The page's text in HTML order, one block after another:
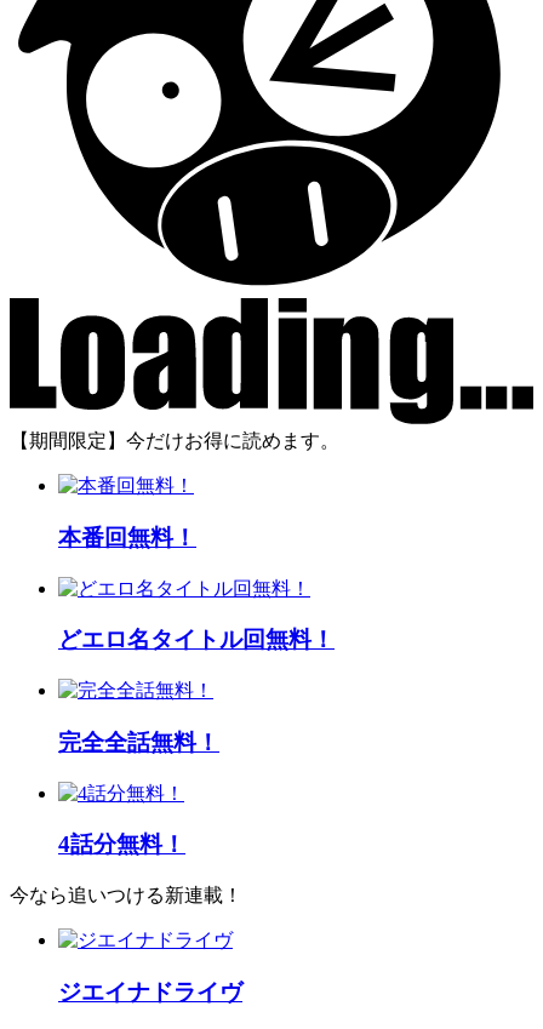
【期間限定】今だけお得に読めます。
本番回無料！
どエロ名タイトル回無料！
完全全話無料！
4話分無料！
今なら追いつける新連載！
ジエイナドライヴ